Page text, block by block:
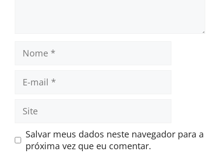
mail
Site
Salvar meus dados neste navegador para a
próxima vez que eu comentar.